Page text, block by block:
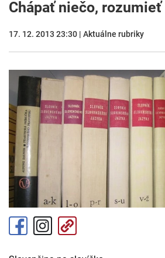
Chápať niečo,
17. 12. 2013 23:30 | Aktuálne rubriky